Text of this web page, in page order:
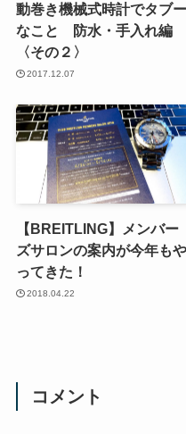
動巻き機械式時計でタブー
なこと 防水・手入れ編
〈その２〉
2017.12.07
【BREITLING】メンバー
ズサロンの案内が今年もや
ってきた！
2018.04.22
コメント